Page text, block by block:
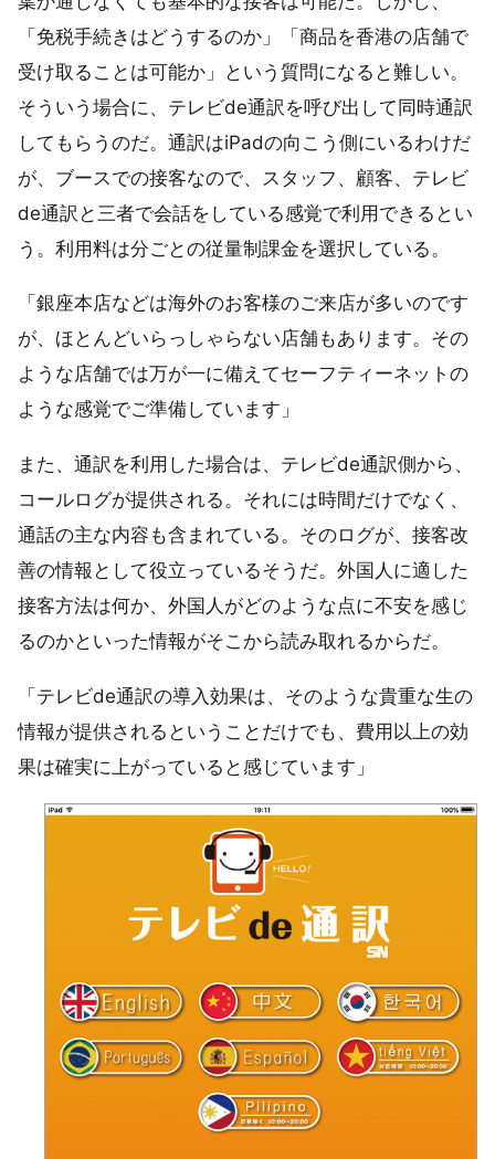
「免税手続きはどうするのか」「商品を香港の店舗で
受け取ることは可能か」という質問になると難しい。
そういう場合に、テレビde通訳を呼び出して同時通訳
してもらうのだ。通訳はiPadの向こう側にいるわけだ
が、ブースでの接客なので、スタッフ、顧客、テレビ
de通訳と三者で会話をしている感覚で利用できるとい
う。利用料は分ごとの従量制課金を選択している。
「銀座本店などは海外のお客様のご来店が多いのです
が、ほとんどいらっしゃらない店舗もあります。その
ような店舗では万が一に備えてセーフティーネットの
ような感覚でご準備しています」
また、通訳を利用した場合は、テレビde通訳側から、
コールログが提供される。それには時間だけでなく、
通話の主な内容も含まれている。そのログが、接客改
善の情報として役立っているそうだ。外国人に適した
接客方法は何か、外国人がどのような点に不安を感じ
るのかといった情報がそこから読み取れるからだ。
「テレビde通訳の導入効果は、そのような貴重な生の
情報が提供されるということだけでも、費用以上の効
果は確実に上がっていると感じています」